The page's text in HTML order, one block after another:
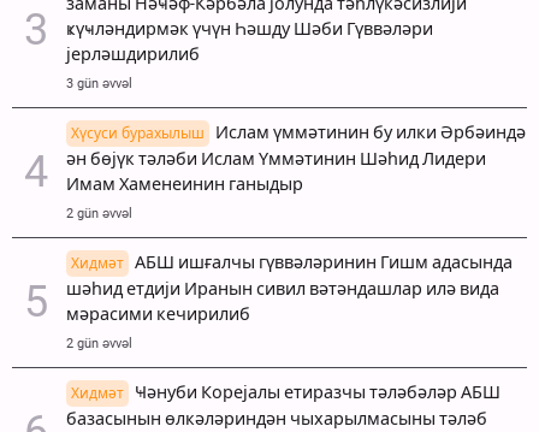
ҝүҹләндирмәк үчүн Һәшду Шәби Гүввәләри
јерләшдирилиб
3 gün əvvəl
Хүсуси бурахылыш
Ислам үммәтинин бу илки Әрбәиндә
ән бөјүк тәләби Ислам Үммәтинин Шәһид Лидери
Имам Хаменеинин ганыдыр
2 gün əvvəl
Хидмәт
АБШ ишғалчы гүввәләринин Гишм адасында
шәһид етдији Иранын сивил вәтәндашлар илә вида
мәрасими кечирилиб
2 gün əvvəl
Хидмәт
Ҹәнуби Корејалы етиразчы тәләбәләр АБШ
базасынын өлкәләриндән чыхарылмасыны тәләб